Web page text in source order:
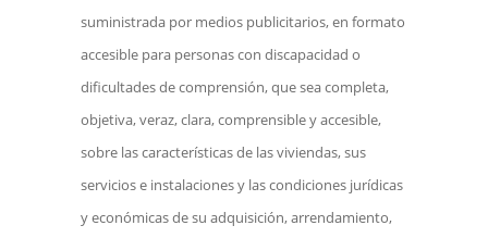
suministrada por medios publicitarios, en formato
accesible para personas con discapacidad o
dificultades de comprensión, que sea completa,
objetiva, veraz, clara, comprensible y accesible,
sobre las características de las viviendas, sus
servicios e instalaciones y las condiciones jurídicas
y económicas de su adquisición, arrendamiento,